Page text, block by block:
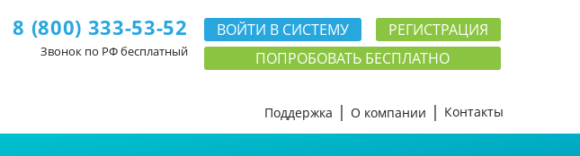
РЕГИСТРАЦИЯ
ВОЙТИ В СИСТЕМУ
ПОПРОБОВАТЬ БЕСПЛАТНО
8 (800) 333-53-52
Звонок по РФ бесплатный
Поддержка О компании Контакты